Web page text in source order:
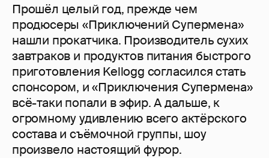
Прошёл целый год, прежде чем
продюсеры «Приключений Супермена»
нашли прокатчика. Производитель сухих
завтраков и продуктов питания быстрого
приготовления Kellogg согласился стать
спонсором, и «Приключения Супермена»
всё-таки попали в эфир. А дальше, к
огромному удивлению всего актёрского
состава и съёмочной группы, шоу
произвело настоящий фурор.